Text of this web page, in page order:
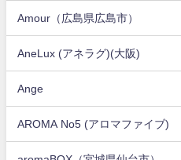
Amour（広島県広島市）
AneLux (アネラグ)(大阪)
Ange
AROMA No5 (アロマファイブ)